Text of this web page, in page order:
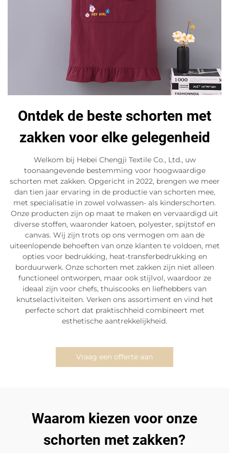
Ontdek de beste schorten met
zakken voor elke gelegenheid
Welkom bij Hebei Chengji Textile Co., Ltd., uw
toonaangevende bestemming voor hoogwaardige
schorten met zakken. Opgericht in 2022, brengen we meer
dan tien jaar ervaring in de productie van schorten mee,
met specialisatie in zowel volwassen- als kinderschorten.
Onze producten zijn op maat te maken en vervaardigd uit
diverse stoffen, waaronder katoen, polyester, spijtstof en
canvas. Wij zijn trots op ons vermogen om aan de
uiteenlopende behoeften van onze klanten te voldoen, met
opties voor bedrukking, heat-transferbedrukking en
borduurwerk. Onze schorten met zakken zijn niet alleen
functioneel ontworpen, maar ook stijlvol, waardoor ze
ideaal zijn voor chefs, thuiscooks en liefhebbers van
knutselactiviteiten. Verken ons assortiment en vind het
perfecte schort dat praktischheid combineert met
esthetische aantrekkelijkheid.
Vraag een offerte aan
Waarom kiezen voor onze
schorten met zakken?